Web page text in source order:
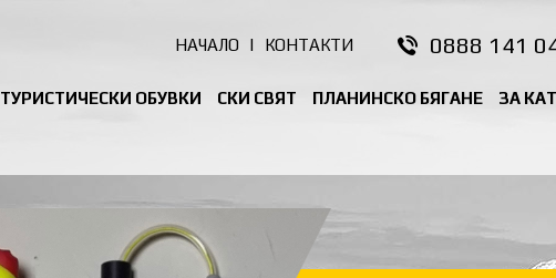
НАЧАЛО | КОНТАКТИ 0888 141
ТУРИСТИЧЕСКИ ОБУВКИ СКИ СВЯТ ПЛАНИНСКО БЯГАНЕ ЗА